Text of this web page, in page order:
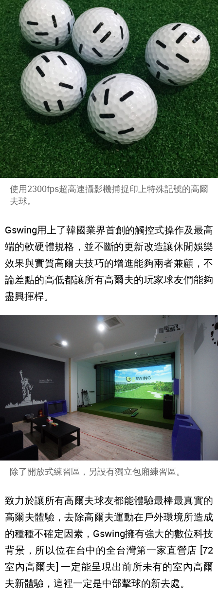
使用2300fps超高速攝影機捕捉印上特殊記號的高爾
夫球。
Gswing用上了韓國業界首創的觸控式操作及最高
端的軟硬體規格，並不斷的更新改造讓休閒娛樂
效果與實質高爾夫技巧的增進能夠兩者兼顧，不
論差點的高低都讓所有高爾夫的玩家球友們能夠
盡興揮桿。
除了開放式練習區，另設有獨立包廂練習區。
致力於讓所有高爾夫球友都能體驗最棒最真實的
高爾夫體驗，去除高爾夫運動在戶外環境所造成
的種種不確定因素，Gswing擁有強大的數位科技
背景，所以位在台中的全台灣第一家直營店 [72
室內高爾夫] 一定能呈現出前所未有的室內高爾
夫新體驗，這裡一定是中部擊球的新去處。